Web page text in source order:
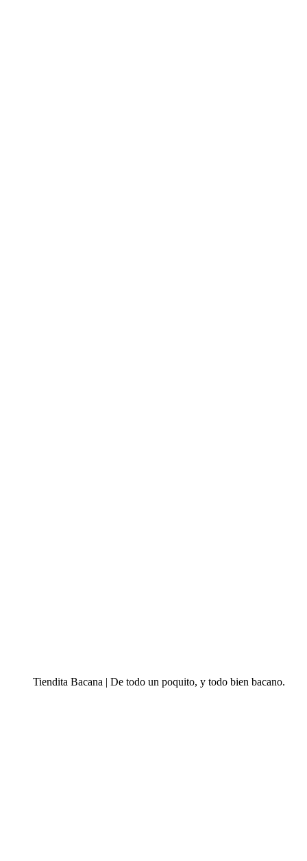
Tiendita Bacana | De todo un poquito, y todo bien bacano.